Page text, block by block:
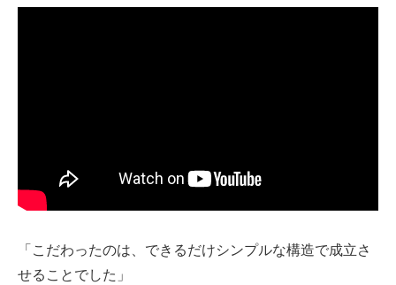
「こだわったのは、できるだけシンプルな構造で成立さ
せることでした」